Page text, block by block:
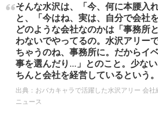
そんな水沢は、「今、何に本腰入
と、「今はね、実は、自分で会社
どのような会社なのかは「事務所
わないでやってるの。水沢アリー
ちゃうのね、事務所に。だからイ
事を選んだり…」とのこと。少な
ちんと会社を経営しているという。
出典： おバカキャラで活躍した水沢アリー 会
ニュース